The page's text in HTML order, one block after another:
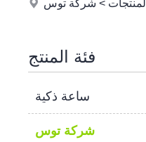
المنتجات > شركة توس
فئة المنتج
ساعة ذكية
شركة توس